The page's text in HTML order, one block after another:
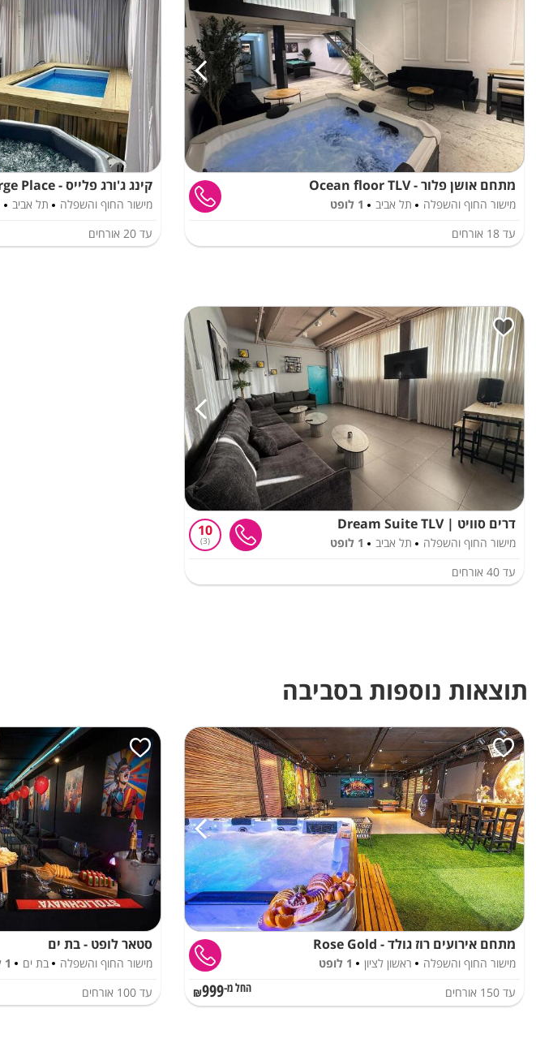
מתחם אושן פלור - Ocean floor TLV
מישור החוף והשפלה תל אביב
1 לופט
עד 18 אורחים
קינג ג'ורג פלייס - King George Place
מישור החוף והשפלה תל אביב
עד 20אורחים
דרים סוויט | Dream Suite TLV
מישור החוף והשפלה תל אביב 1 לופט
10
3
עד 40 אורחים
תוצאות נוספות בסביבה
מתחם אירועים רוז גולד - Rose Gold
מישור החוף והשפלה ראשון לציון
1 לופט
עד 150 אורחים החל מ-₪999
סטאר לופט - בת ים
מישור החוף והשפלה בת ים 1 לופט
עד 100 אורחים